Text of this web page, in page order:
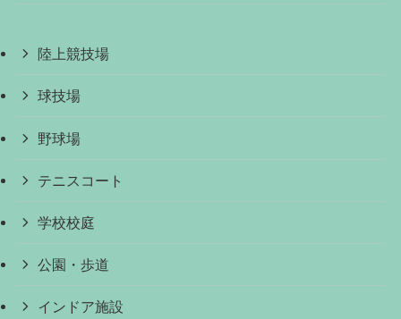
陸上競技場
球技場
野球場
テニスコート
学校校庭
公園・歩道
インドア施設